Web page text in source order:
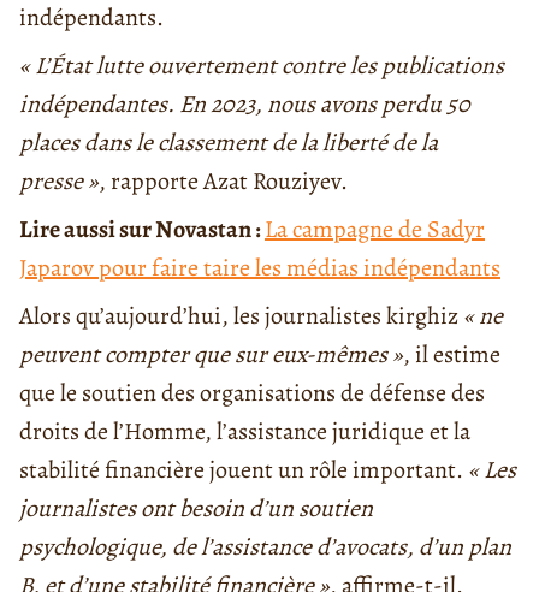
indépendants.
« L’État lutte ouvertement contre les publications
indépendantes. En 2023, nous avons perdu 50
places dans le classement de la liberté de la
presse », rapporte Azat Rouziyev.
Lire aussi sur Novastan :La campagne de Sadyr
Japarov pour faire taire les médias indépendants
Alors qu’aujourd’hui, les journalistes kirghiz« ne
peuvent compter que sur eux-mêmes », il estime
que le soutien des organisations de défense des
droits de l’Homme, l’assistance juridique et la
stabilité financière jouent un rôle important. « Les
journalistes ont besoin d’un soutien
psychologique, de l’assistance d’avocats, d’un plan